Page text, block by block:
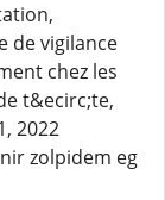
de vigilance
chez les
t&ecirc;te,
2022
zolpidem eg